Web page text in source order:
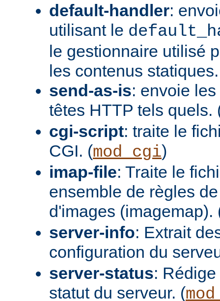
default-handler:
utilisant le
le gestionnaire utilisé
les contenus
send-as-is: envoie
têtes HTTP tels quels.
cgi-script: traite le
CGI. (mod_cgi)
imap-file: Traite le
ensemble de règles
d'images (imagemap).
server-info: Extrait
configuration du
server-status:
statut du serveur. (